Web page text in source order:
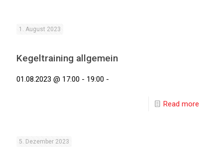
1. August 2023
Kegeltraining allgemein
01.08.2023 @ 17:00 - 19:00 -
Read more
5. Dezember 2023